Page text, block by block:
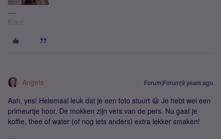
Klant
Angela Forum|Forum|9 years ago
Aah, yes! Helemaal leuk dat je een foto stuurt 😃 Je hebt wel een
primeurtje hoor. De mokken zijn vers van de pers. Nu gaat je
koffie, thee of water (of nog iets anders) extra lekker smaken!